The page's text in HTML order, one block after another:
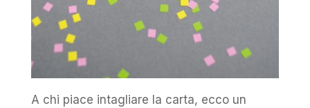
A chi piace intagliare la carta, ecco un